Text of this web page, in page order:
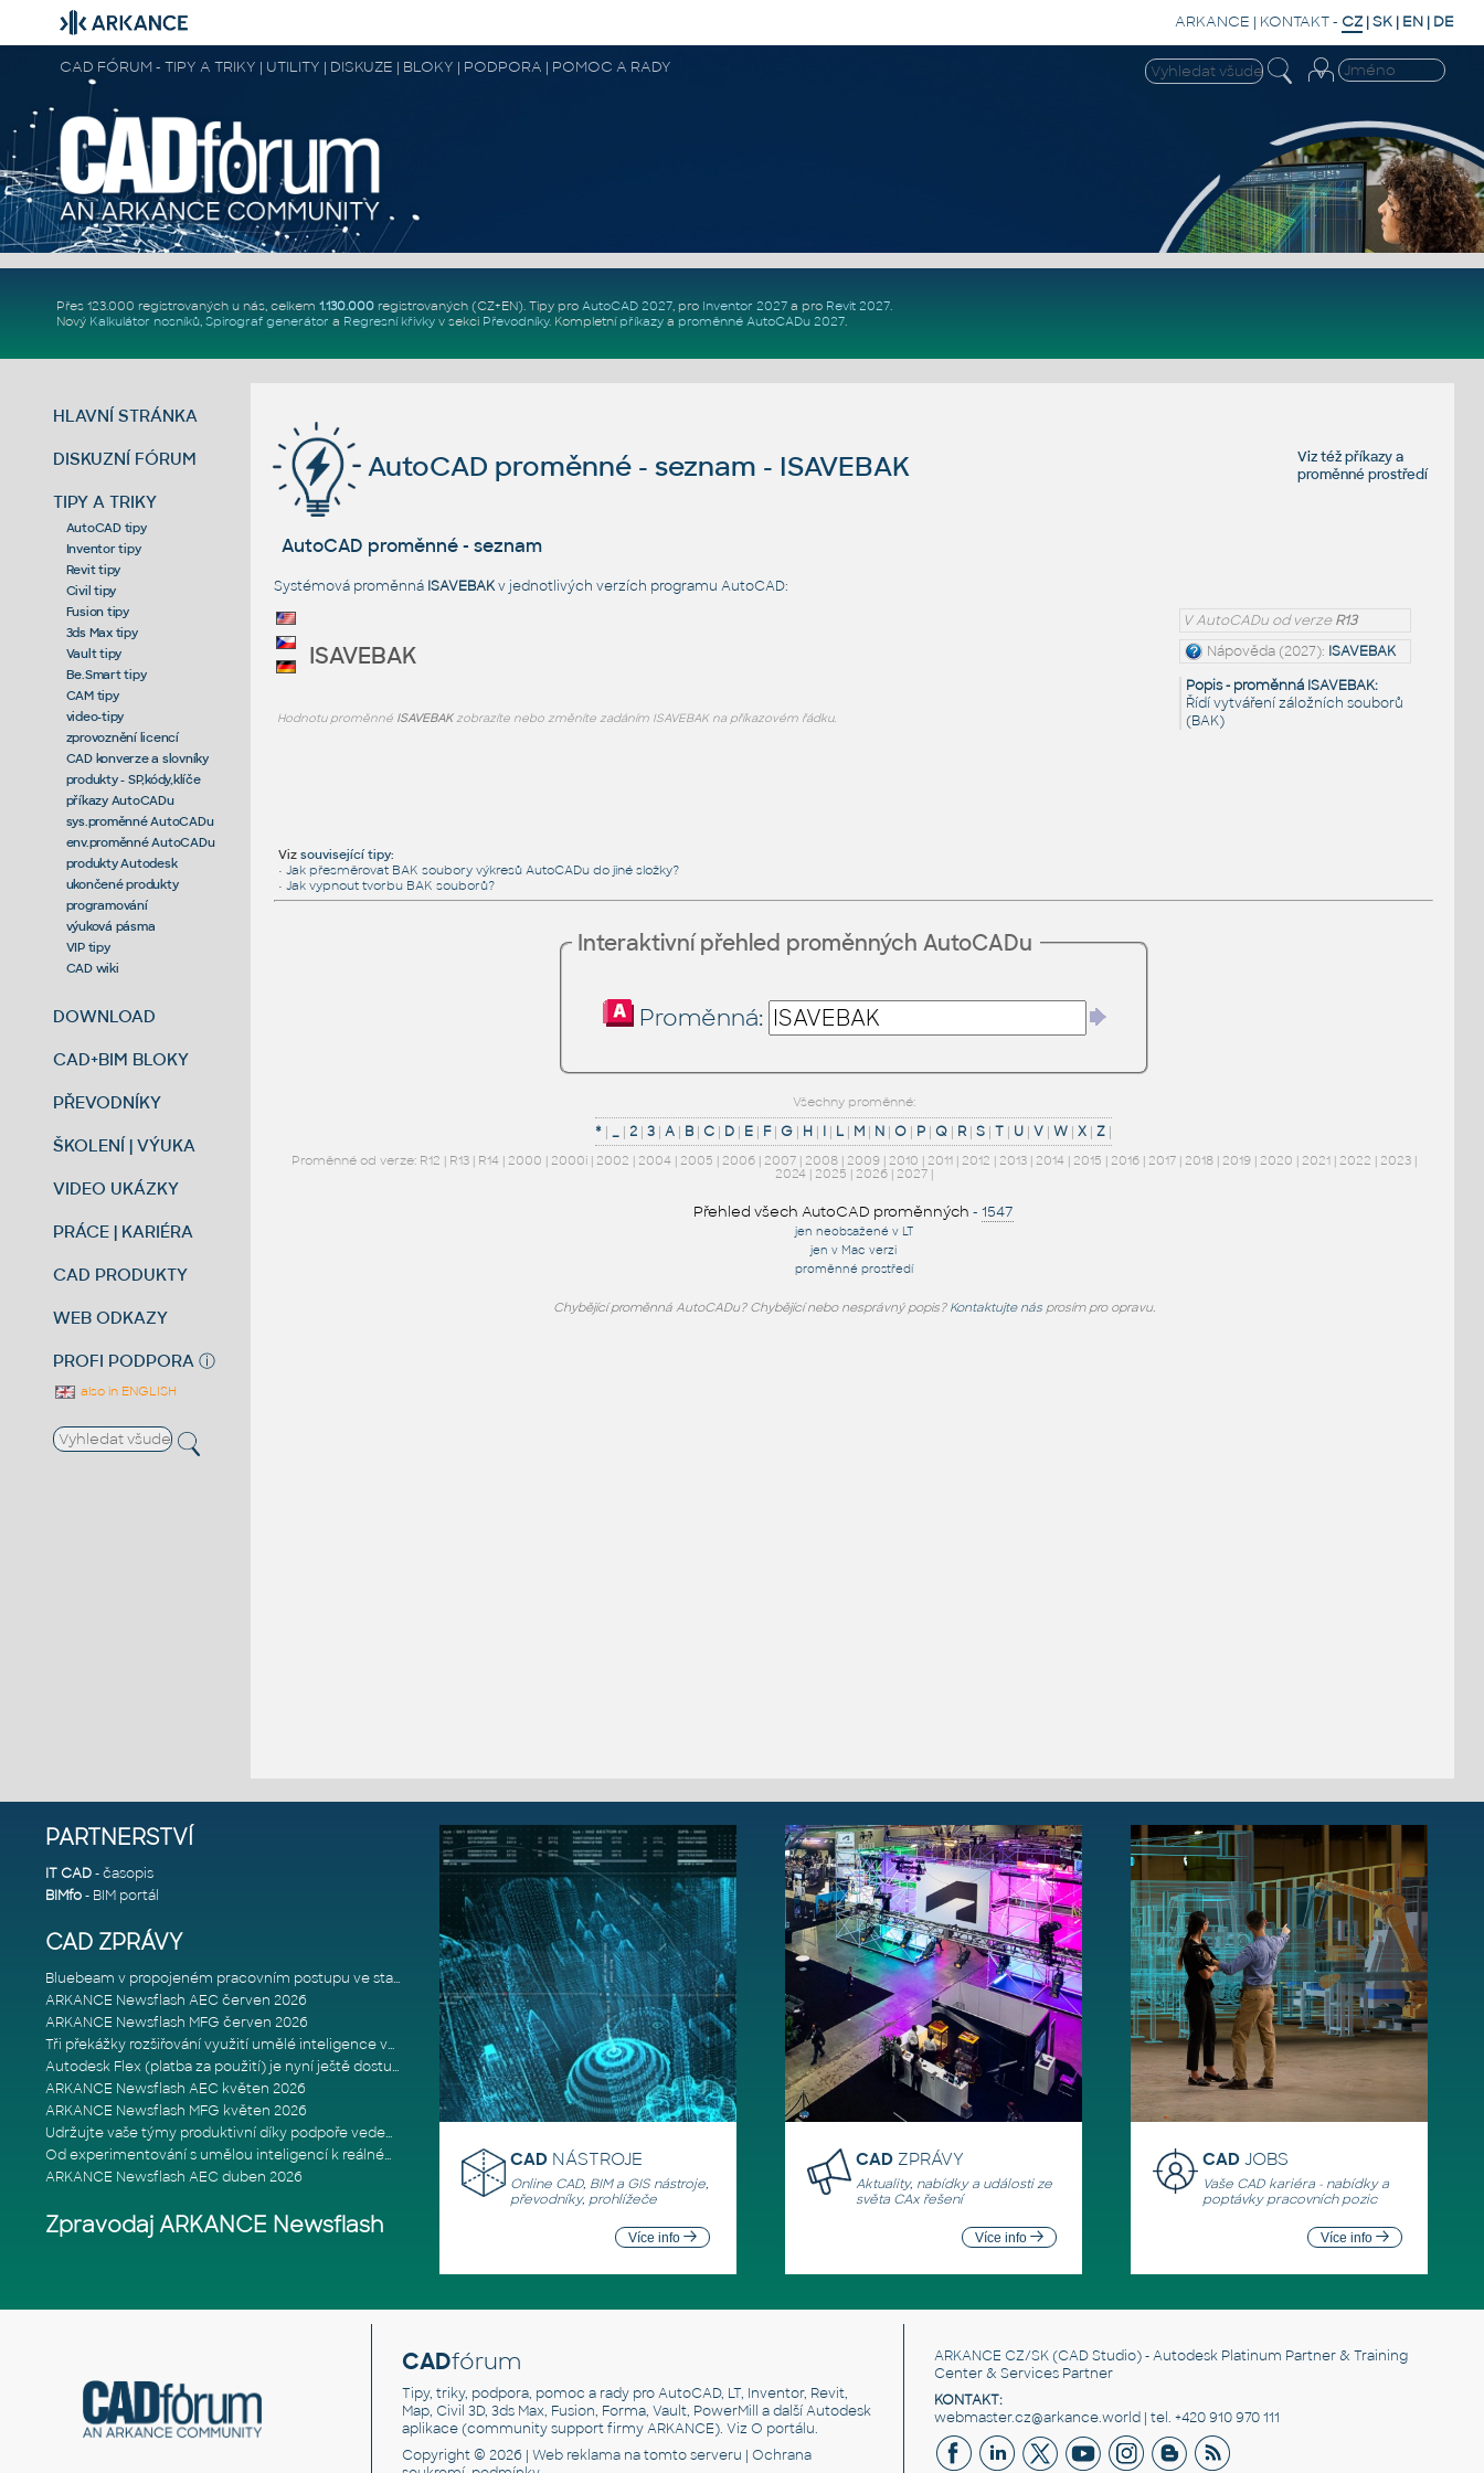
ARKANCE | KONTAKT- CZ |SK | EN | DE
CAD FÓRUM - TIPY A TRIKY | UTILITY | DISKUZE | BLOKY | PODPORA | POMOC A RADY
Přes 123.000 registrovaných u nás, celkem 1.130.000registrovaných (CZ+EN). Tipy pro AutoCAD 2027, pro Inventor 2027a pro Revit 2027.
Nový Kalkulátor nosníků, Spirograf generátor a Regresní křivkyv sekci Převodníky. Kompletní příkazya proměnné AutoCADu 2027.
HLAVNÍ STRÁNKA
DISKUZNÍ FÓRUM
TIPY A TRIKY
AutoCAD tipy
Inventor tipy
Revit tipy
Civil tipy
Fusion tipy
3ds Max tipy
Vault tipy
Be.Smart tipy
CAM tipy
video-tipy
zprovoznění licencí
CAD konverze a slovníky
produkty - SP,kódy,klíče
příkazy AutoCADu
sys.proměnné AutoCADu
env.proměnné AutoCADu
produkty Autodesk
ukončené produkty
programování
výuková pásma
VIP tipy
CAD wiki
DOWNLOAD
CAD+BIM BLOKY
PŘEVODNÍKY
ŠKOLENÍ | VÝUKA
VIDEO UKÁZKY
PRÁCE | KARIÉRA
CAD PRODUKTY
WEB ODKAZY
PROFI PODPORA ⓘ
also in ENGLISH
Viz téžpříkazya
proměnné prostředí
AutoCAD proměnné - seznam - ISAVEBAK
AutoCAD proměnné - seznam
Systémová proměnná ISAVEBAKv jednotlivých verzích programu AutoCAD:
V AutoCADu od verzeR13
Nápověda (2027): ISAVEBAK
Popis - proměnná ISAVEBAK:
Řídí vytváření záložních souborů
(BAK)
ISAVEBAK
Hodnotu proměnné ISAVEBAKzobrazíte nebo změníte zadáním ISAVEBAK na příkazovém řádku.
Viz související tipy:
• Jak přesměrovat BAK soubory výkresů AutoCADu do jiné složky?
• Jak vypnout tvorbu BAK souborů?
Interaktivní přehled proměnných AutoCADu
Proměnná:
Všechny proměnné:
* | _ |2 |3 |A | B |C | D | E | F|G | H | I | L | M | N |O | P |Q | R |S |T | U |V |W |X |Z |
Proměnné od verze: R12 | R13| R14| 2000 | 2000i| 2002 | 2004| 2005 | 2006| 2007| 2008| 2009| 2010 | 2011| 2012 | 2013| 2014| 2015 | 2016| 2017| 2018| 2019| 2020 | 2021| 2022 | 2023|
2024| 2025 | 2026| 2027|
Přehled všech AutoCAD proměnných -1547
jen neobsažené v LT
jen v Mac verzi
proměnné prostředí
Chybějící proměnná AutoCADu? Chybějící nebo nesprávný popis? Kontaktujte násprosím pro opravu.
PARTNERSTVÍ
IT CAD- časopis
BIMfo- BIM portál
CAD ZPRÁVY
Bluebeam v propojeném pracovním postupu ve stavebnictví: Proč je int
ARKANCE Newsflash AEC červen 2026
ARKANCE Newsflash MFG červen 2026
Tři překážky rozšiřování využití umělé inteligence ve stavebním prům
Autodesk Flex (platba za použití) je nyní ještě dostupnější
ARKANCE Newsflash AEC květen 2026
ARKANCE Newsflash MFG květen 2026
Udržujte vaše týmy produktivní díky podpoře vedené odborníky
Od experimentování s umělou inteligencí k reálnému dopadu na podniká
ARKANCE Newsflash AEC duben 2026
Zpravodaj ARKANCE Newsflash
CAD NÁSTROJE
Online CAD, BIM a GIS nástroje,
převodníky, prohlížeče
Více info
CAD ZPRÁVY
Aktuality, nabídky a události ze
světa CAx řešení
Více info
CADJOBS
Vaše CAD kariéra - nabídky a
poptávky pracovních pozic
Více info
CADfórum
Tipy, triky, podpora, pomoc a rady pro AutoCAD, LT, Inventor, Revit,
Map, Civil 3D, 3ds Max, Fusion, Forma, Vault, PowerMill a další Autodesk
aplikace (community support firmy ARKANCE). Viz O portálu.
Copyright © 2026 | Web reklamana tomto serveru | Ochrana
ARKANCE CZ/SK(CAD Studio) - Autodesk Platinum Partner & Training
Center & Services Partner
KONTAKT:
webmaster.cz@arkance.world | tel. +420 910 970 111